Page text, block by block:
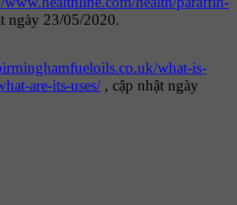
ngày 23/05/2020.
what-is-
are-its-uses/ , cập nhật ngày